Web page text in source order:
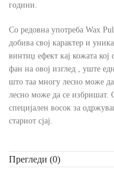
години.
Со редовна употреба Wax
добива свој карактер и
винтиџ ефект кај кожата
фан на овој изглед , уште
што таа многу лесно може
лесно може да се избришат.
специјален восок за
стариот сјај.
Прегледи (0)